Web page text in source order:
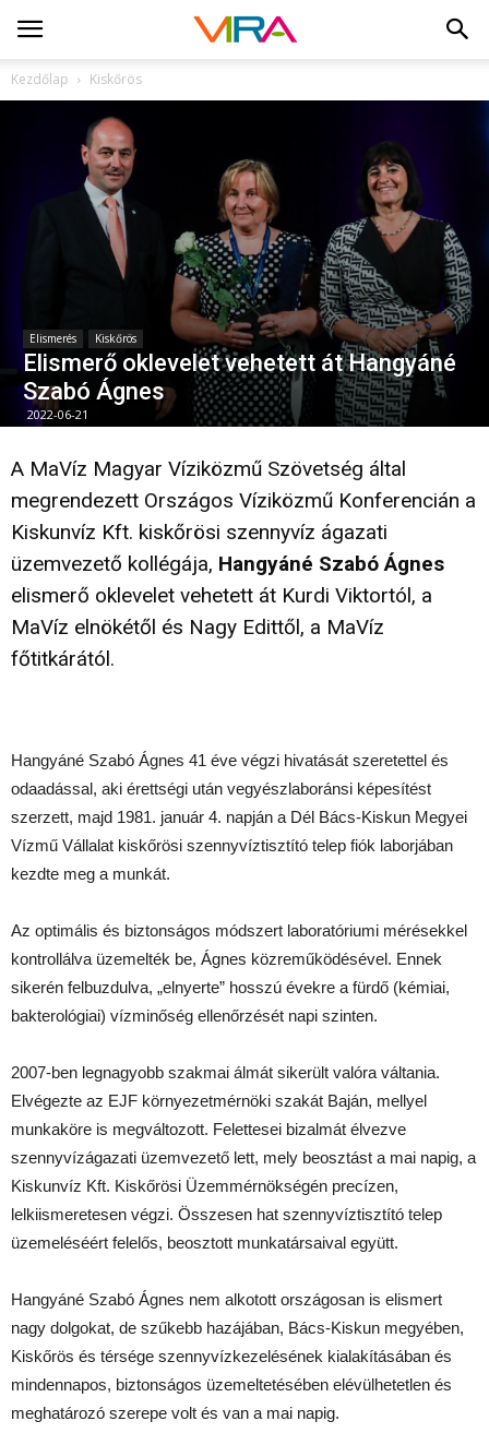
Kezdőlap Kiskőrös
Elismerés Kiskőrös
Elismerő oklevelet vehetett át Hangyáné
Szabó Ágnes
2022-06-21
A MaVíz Magyar Víziközmű Szövetség által
megrendezett Országos Víziközmű Konferencián a
Kiskunvíz Kft. kiskőrösi szennyvíz ágazati
üzemvezető kollégája, Hangyáné Szabó Ágnes
elismerő oklevelet vehetett át Kurdi Viktortól, a
MaVíz elnökétől és Nagy Edittől, a MaVíz
főtitkárától.
Hangyáné Szabó Ágnes 41 éve végzi hivatását szeretettel és
odaadással, aki érettségi után vegyészlaboránsi képesítést
szerzett, majd 1981. január 4. napján a Dél Bács-Kiskun Megyei
Vízmű Vállalat kiskőrösi szennyvíztisztító telep fiók laborjában
kezdte meg a munkát.
Az optimális és biztonságos módszert laboratóriumi mérésekkel
kontrollálva üzemelték be, Ágnes közreműködésével. Ennek
sikerén felbuzdulva, „elnyerte” hosszú évekre a fürdő (kémiai,
bakterológiai) vízminőség ellenőrzését napi szinten.
2007-ben legnagyobb szakmai álmát sikerült valóra váltania.
Elvégezte az EJF környezetmérnöki szakát Baján, mellyel
munkaköre is megváltozott. Felettesei bizalmát élvezve
szennyvízágazati üzemvezető lett, mely beosztást a mai napig, a
Kiskunvíz Kft. Kiskőrösi Üzemmérnökségén precízen,
lelkiismeretesen végzi. Összesen hat szennyvíztisztító telep
üzemeléséért felelős, beosztott munkatársaival együtt.
Hangyáné Szabó Ágnes nem alkotott országosan is elismert
nagy dolgokat, de szűkebb hazájában, Bács-Kiskun megyében,
Kiskőrös és térsége szennyvízkezelésének kialakításában és
mindennapos, biztonságos üzemeltetésében elévülhetetlen és
meghatározó szerepe volt és van a mai napig.